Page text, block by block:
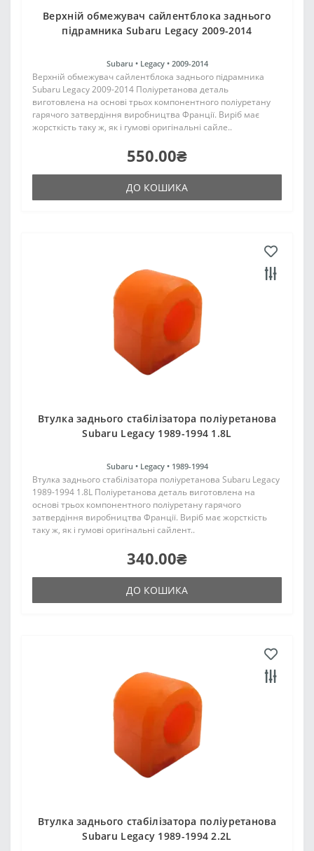
Верхній обмежувач сайлентблока заднього
підрамника Subaru Legacy 2009-2014
Subaru • Legacy • 2009-2014
Верхній обмежувач сайлентблока заднього підрамника
Subaru Legacy 2009-2014 Поліуретанова деталь
виготовлена на основі трьох компонентного поліуретану
гарячого затвердіння виробництва Франції. Виріб має
жорсткість таку ж, як і гумові оригінальні сайле..
550.00₴
ДО КОШИКА
Втулка заднього стабілізатора поліуретанова
Subaru Legacy 1989-1994 1.8L
Subaru • Legacy • 1989-1994
Втулка заднього стабілізатора поліуретанова Subaru Legacy
1989-1994 1.8L Поліуретанова деталь виготовлена на
основі трьох компонентного поліуретану гарячого
затвердіння виробництва Франції. Виріб має жорсткість
таку ж, як і гумові оригінальні сайлент..
340.00₴
ДО КОШИКА
Втулка заднього стабілізатора поліуретанова
Subaru Legacy 1989-1994 2.2L